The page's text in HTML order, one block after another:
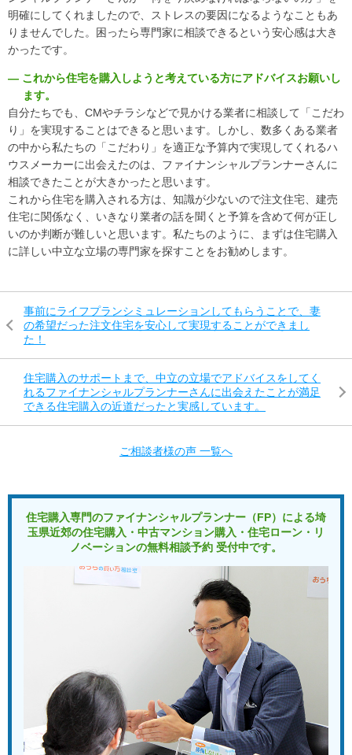
明確にしてくれましたので、ストレスの要因になるようなこともあ
りませんでした。困ったら専門家に相談できるという安心感は大き
かったです。
― これから住宅を購入しようと考えている方にアドバイスお願いし
ます。
自分たちでも、CMやチラシなどで見かける業者に相談して「こだわ
り」を実現することはできると思います。しかし、数多くある業者
の中から私たちの「こだわり」を適正な予算内で実現してくれるハ
ウスメーカーに出会えたのは、ファイナンシャルプランナーさんに
相談できたことが大きかったと思います。
これから住宅を購入される方は、知識が少ないので注文住宅、建売
住宅に関係なく、いきなり業者の話を聞くと予算を含めて何が正し
いのか判断が難しいと思います。私たちのように、まずは住宅購入
に詳しい中立な立場の専門家を探すことをお勧めします。
事前にライフプランシミュレーションしてもらうことで、妻
の希望だった注文住宅を安心して実現することができまし
た！
住宅購入のサポートまで、中立の立場でアドバイスをしてく
れるファイナンシャルプランナーさんに出会えたことが満足
できる住宅購入の近道だったと実感しています。
ご相談者様の声 一覧へ
住宅購入専門のファイナンシャルプランナー（FP）による埼
玉県近郊の住宅購入・中古マンション購入・住宅ローン・リ
ノベーションの無料相談予約 受付中です。